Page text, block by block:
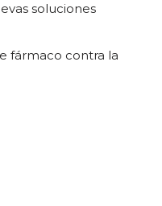
soluciones
fármaco contra la